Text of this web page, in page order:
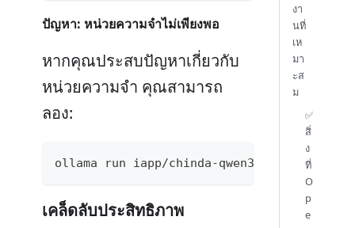
ปัญหา: หน่วยความจำไม่เพียงพอ
หากคุณประสบปัญหาเกี่ยวกับ
หน่วยความจำ คุณสามารถ
ลอง:
ollama run iapp/chinda-qwen3-4b --low-
เคล็ดลับประสิทธิภาพ
งา
นที่
เห
มา
ะส
ม
✅
สิ่
ง
ที่
O
p
e